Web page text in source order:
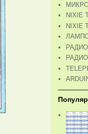
NIXIE
NIXIE